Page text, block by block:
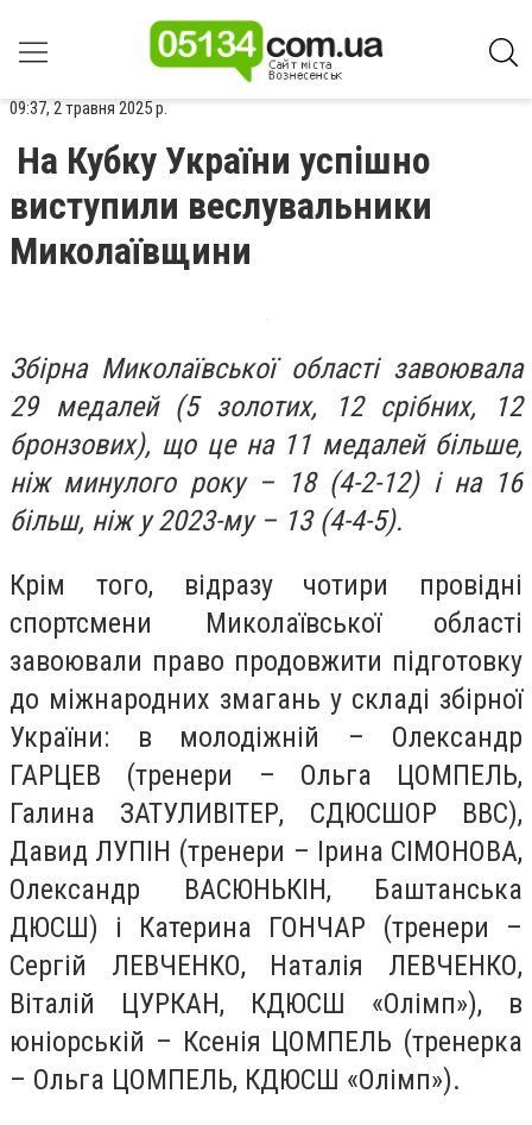
09:37, 2 травня 2025 р.
На Кубку України успішно
виступили веслувальники
Миколаївщини
Збірна Миколаївської області завоювала
29 медалей (5 золотих, 12 срібних, 12
бронзових), що це на 11 медалей більше,
ніж минулого року – 18 (4-2-12) і на 16
більш, ніж у 2023-му – 13 (4-4-5).
Крім того, відразу чотири провідні
спортсмени Миколаївської області
завоювали право продовжити підготовку
до міжнародних змагань у складі збірної
України: в молодіжній – Олександр
ГАРЦЕВ (тренери – Ольга ЦОМПЕЛЬ,
Галина ЗАТУЛИВІТЕР, СДЮСШОР ВВС),
Давид ЛУПІН (тренери – Ірина СІМОНОВА,
Олександр ВАСЮНЬКІН, Баштанська
ДЮСШ) і Катерина ГОНЧАР (тренери –
Сергій ЛЕВЧЕНКО, Наталія ЛЕВЧЕНКО,
Віталій ЦУРКАН, КДЮСШ «Олімп»), в
юніорській – Ксенія ЦОМПЕЛЬ (тренерка
– Ольга ЦОМПЕЛЬ, КДЮСШ «Олімп»).